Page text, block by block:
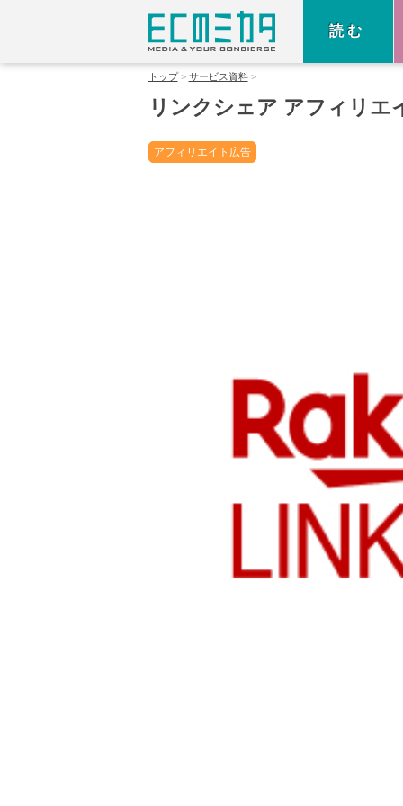
読む
トップ サービス資料
リンクシェア アフィリエ
アフィリエイト広告